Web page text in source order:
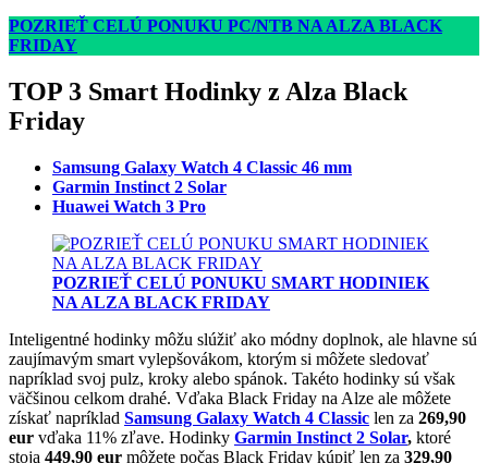
POZRIEŤ CELÚ PONUKU PC/NTB NA ALZA BLACK
FRIDAY
TOP 3 Smart Hodinky z Alza Black
Friday
Samsung Galaxy Watch 4 Classic 46 mm
Garmin Instinct 2 Solar
Huawei Watch 3 Pro
POZRIEŤ CELÚ PONUKU SMART HODINIEK
NA ALZA BLACK FRIDAY
Inteligentné hodinky môžu slúžiť ako módny doplnok, ale hlavne sú
zaujímavým smart vylepšovákom, ktorým si môžete sledovať
napríklad svoj pulz, kroky alebo spánok. Takéto hodinky sú však
väčšinou celkom drahé. Vďaka Black Friday na Alze ale môžete
získať napríklad Samsung Galaxy Watch 4 Classic len za 269,90
eur vďaka 11% zľave. Hodinky Garmin Instinct 2 Solar, ktoré
stoja 449,90 eur môžete počas Black Friday kúpiť len za 329,90